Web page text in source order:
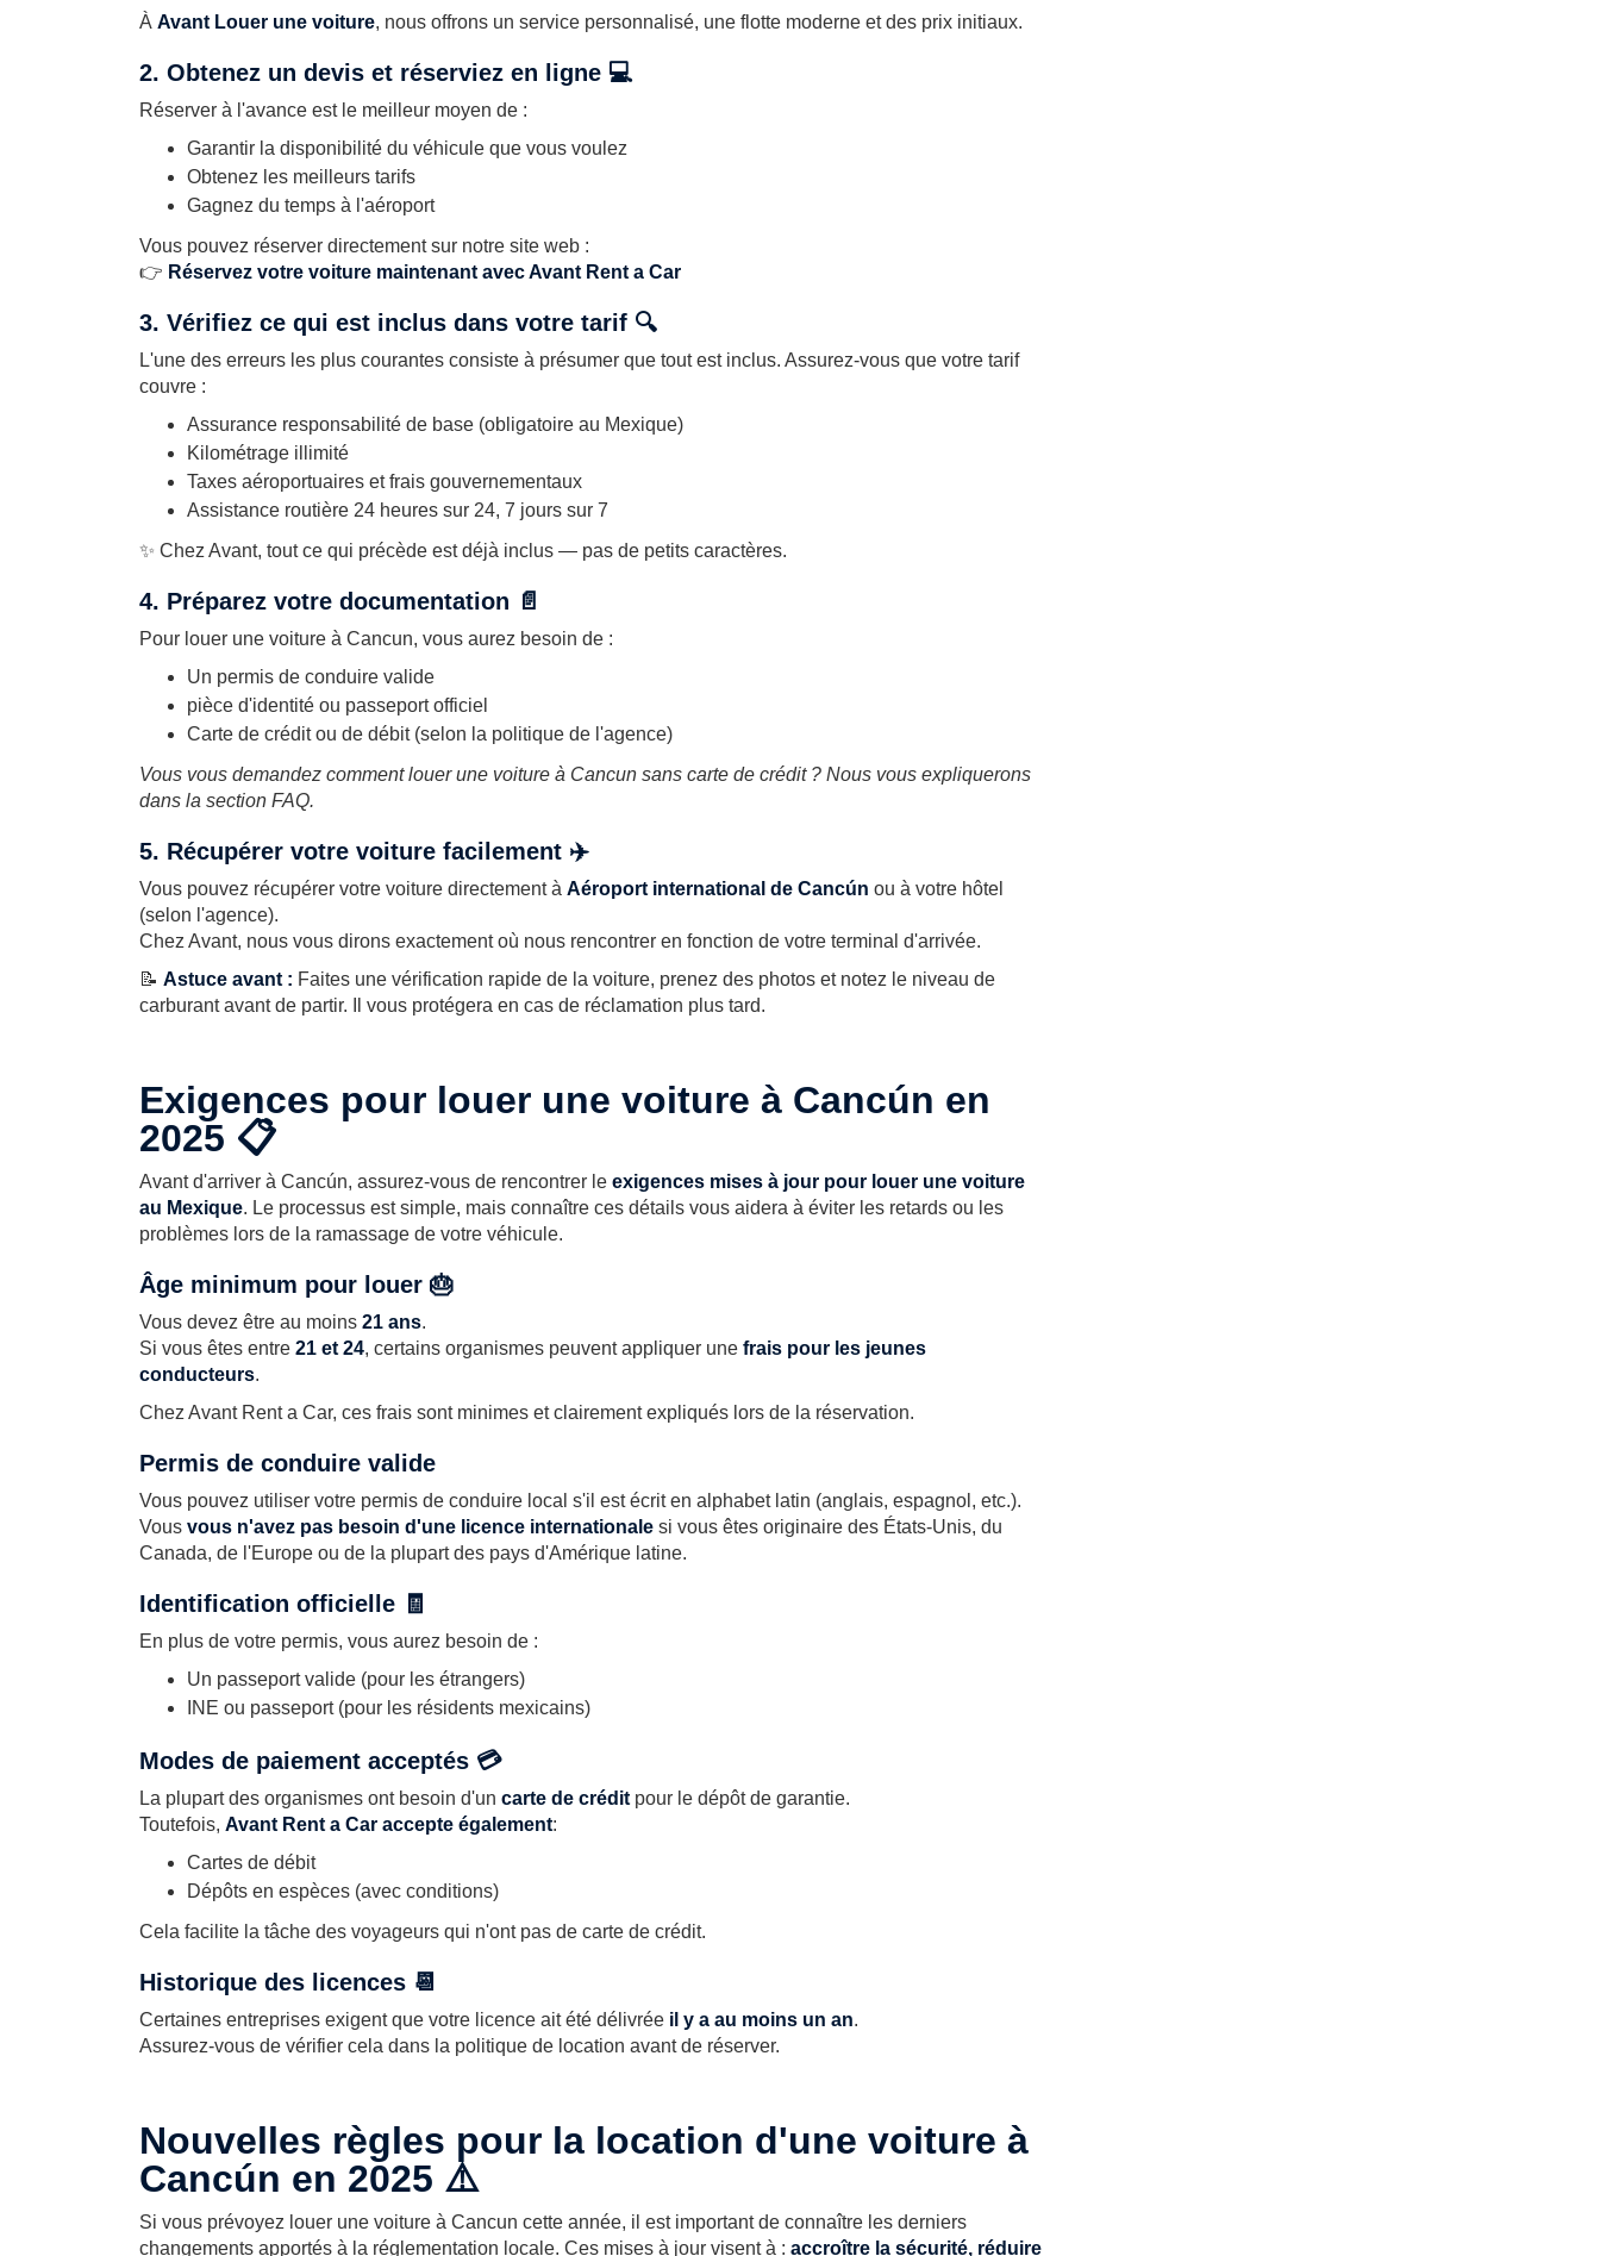
À Avant Louer une voiture, nous offrons un service personnalisé, une flotte moderne et des prix initiaux.
2. Obtenez un devis et réserviez en ligne 💻
Réserver à l'avance est le meilleur moyen de :
Garantir la disponibilité du véhicule que vous voulez
Obtenez les meilleurs tarifs
Gagnez du temps à l'aéroport
Vous pouvez réserver directement sur notre site web :
👉 Réservez votre voiture maintenant avec Avant Rent a Car
3. Vérifiez ce qui est inclus dans votre tarif 🔍
L'une des erreurs les plus courantes consiste à présumer que tout est inclus. Assurez-vous que votre tarif
couvre :
Assurance responsabilité de base (obligatoire au Mexique)
Kilométrage illimité
Taxes aéroportuaires et frais gouvernementaux
Assistance routière 24 heures sur 24, 7 jours sur 7
✨ Chez Avant, tout ce qui précède est déjà inclus — pas de petits caractères.
4. Préparez votre documentation 📄
Pour louer une voiture à Cancun, vous aurez besoin de :
Un permis de conduire valide
pièce d'identité ou passeport officiel
Carte de crédit ou de débit (selon la politique de l'agence)
Vous vous demandez comment louer une voiture à Cancun sans carte de crédit ? Nous vous expliquerons
dans la section FAQ.
5. Récupérer votre voiture facilement ✈️
Vous pouvez récupérer votre voiture directement à Aéroport international de Cancún ou à votre hôtel
(selon l'agence).
Chez Avant, nous vous dirons exactement où nous rencontrer en fonction de votre terminal d'arrivée.
📝 Astuce avant : Faites une vérification rapide de la voiture, prenez des photos et notez le niveau de
carburant avant de partir. Il vous protégera en cas de réclamation plus tard.
Exigences pour louer une voiture à Cancún en
2025 📋
Avant d'arriver à Cancún, assurez-vous de rencontrer le exigences mises à jour pour louer une voiture
au Mexique. Le processus est simple, mais connaître ces détails vous aidera à éviter les retards ou les
problèmes lors de la ramassage de votre véhicule.
Âge minimum pour louer 🎂
Vous devez être au moins 21 ans.
Si vous êtes entre 21 et 24, certains organismes peuvent appliquer une frais pour les jeunes
conducteurs.
Chez Avant Rent a Car, ces frais sont minimes et clairement expliqués lors de la réservation.
Permis de conduire valide
Vous pouvez utiliser votre permis de conduire local s'il est écrit en alphabet latin (anglais, espagnol, etc.).
Vous vous n'avez pas besoin d'une licence internationale si vous êtes originaire des États-Unis, du
Canada, de l'Europe ou de la plupart des pays d'Amérique latine.
Identification officielle 🧾
En plus de votre permis, vous aurez besoin de :
Un passeport valide (pour les étrangers)
INE ou passeport (pour les résidents mexicains)
Modes de paiement acceptés 💳
La plupart des organismes ont besoin d'un carte de créditpour le dépôt de garantie.
Toutefois, Avant Rent a Car accepte également:
Cartes de débit
Dépôts en espèces (avec conditions)
Cela facilite la tâche des voyageurs qui n'ont pas de carte de crédit.
Historique des licences 📆
Certaines entreprises exigent que votre licence ait été délivrée il y a au moins un an.
Assurez-vous de vérifier cela dans la politique de location avant de réserver.
Nouvelles règles pour la location d'une voiture à
Cancún en 2025 ⚠️
Si vous prévoyez louer une voiture à Cancun cette année, il est important de connaître les derniers
changements apportés à la réglementation locale. Ces mises à jour visent à : accroître la sécurité, réduire